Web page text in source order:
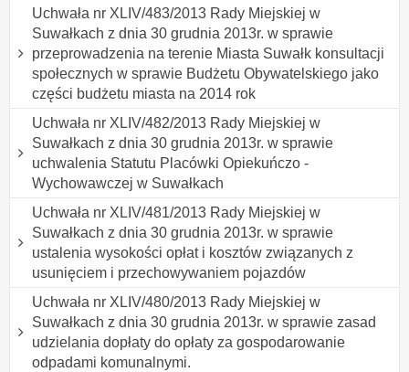
Uchwała nr XLIV/483/2013 Rady Miejskiej w
Suwałkach z dnia 30 grudnia 2013r. w sprawie
przeprowadzenia na terenie Miasta Suwałk konsultacji
społecznych w sprawie Budżetu Obywatelskiego jako
części budżetu miasta na 2014 rok
Uchwała nr XLIV/482/2013 Rady Miejskiej w
Suwałkach z dnia 30 grudnia 2013r. w sprawie
uchwalenia Statutu Placówki Opiekuńczo -
Wychowawczej w Suwałkach
Uchwała nr XLIV/481/2013 Rady Miejskiej w
Suwałkach z dnia 30 grudnia 2013r. w sprawie
ustalenia wysokości opłat i kosztów związanych z
usunięciem i przechowywaniem pojazdów
Uchwała nr XLIV/480/2013 Rady Miejskiej w
Suwałkach z dnia 30 grudnia 2013r. w sprawie zasad
udzielania dopłaty do opłaty za gospodarowanie
odpadami komunalnymi.